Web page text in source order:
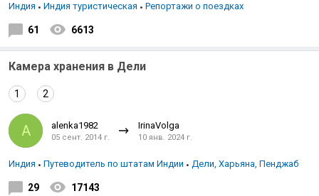
Индия Индия туристическая Репортажи о поездках
61 6613
Камера хранения в Дели
1 2
A alenka1982
05 сент. 2014 г.
IrinaVolga
10 янв. 2024 г.
Индия Путеводитель по штатам Индии Дели, Харьяна, Пенджаб
29 17143